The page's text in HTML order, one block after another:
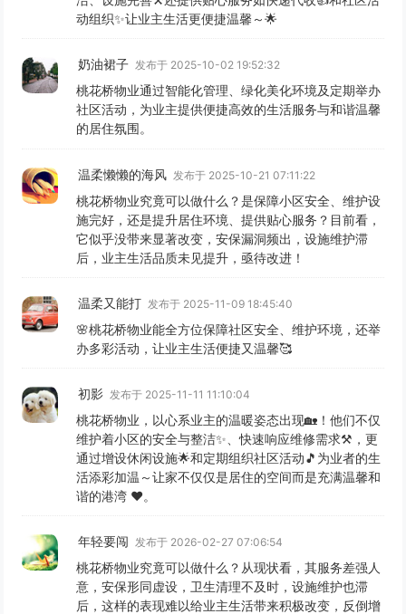
动组织✨让业主生活更便捷温馨～🌟
奶油裙子 发布于 2025-10-02 19:52:32
桃花桥物业通过智能化管理、绿化美化环境及定期举办
社区活动，为业主提供便捷高效的生活服务与和谐温馨
的居住氛围。
温柔懒懒的海风 发布于 2025-10-21 07:11:22
桃花桥物业究竟可以做什么？是保障小区安全、维护设
施完好，还是提升居住环境、提供贴心服务？目前看，
它似乎没带来显著改变，安保漏洞频出，设施维护滞
后，业主生活品质未见提升，亟待改进！
温柔又能打 发布于 2025-11-09 18:45:40
🌸桃花桥物业能全方位保障社区安全、维护环境，还举
办多彩活动，让业主生活便捷又温馨🥰
初影 发布于 2025-11-11 11:10:04
桃花桥物业，以心系业主的温暖姿态出现🏡！他们不仅
维护着小区的安全与整洁✨、快速响应维修需求⚒️，更
通过增设休闲设施🌟和定期组织社区活动🎵为业者的生
活添彩加温～让家不仅仅是居住的空间而是充满温馨和
谐的港湾 ❤️。
年轻要闯 发布于 2026-02-27 07:06:54
桃花桥物业究竟可以做什么？从现状看，其服务差强人
意，安保形同虚设，卫生清理不及时，设施维护也滞
后，这样的表现难以给业主生活带来积极改变，反倒增